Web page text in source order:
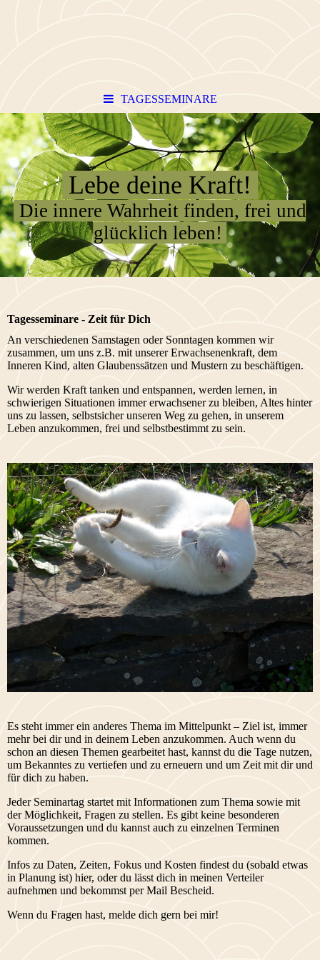
TAGESSEMINARE
Lebe deine Kraft!
Die innere Wahrheit finden, frei und
glücklich leben!
Tagesseminare - Zeit für Dich
An verschiedenen Samstagen oder Sonntagen kommen wir
zusammen, um uns z.B. mit unserer Erwach­senen­kraft, dem
Inneren Kind, alten Glaubens­sätzen und Mustern zu beschäftigen.
Wir werden Kraft tanken und entspannen, werden lernen, in
schwierigen Situationen immer erwachsener zu bleiben, Altes hinter
uns zu lassen, selbstsicher unseren Weg zu gehen, in unserem
Leben anzukommen, frei und selbstbestimmt zu sein.
Es steht immer ein anderes Thema im Mittelpunkt – Ziel ist, immer
mehr bei dir und in deinem Leben anzukommen. Auch wenn du
schon an diesen Themen gearbeitet hast, kannst du die Tage nutzen,
um Bekanntes zu vertiefen und zu erneuern und um Zeit mit dir und
für dich zu haben.
Jeder Seminartag startet mit Informationen zum Thema sowie mit
der Möglichkeit, Fragen zu stellen. Es gibt keine besonderen
Voraussetzungen und du kannst auch zu einzelnen Terminen
kommen.
Infos zu Daten, Zeiten, Fokus und Kosten findest du (sobald etwas
in Planung ist) hier, oder du lässt dich in meinen Verteiler
aufnehmen und bekommst per Mail Bescheid.
Wenn du Fragen hast, melde dich gern bei mir!